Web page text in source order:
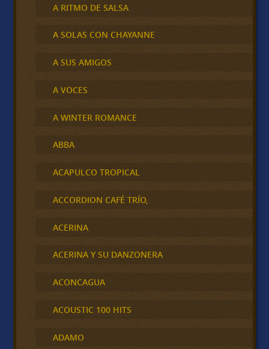
A RITMO DE SALSA
A SOLAS CON CHAYANNE
A SUS AMIGOS
A VOCES
A WINTER ROMANCE
ABBA
ACAPULCO TROPICAL
ACCORDION CAFÉ TRÍO,
ACERINA
ACERINA Y SU DANZONERA
ACONCAGUA
ACOUSTIC 100 HITS
ADAMO